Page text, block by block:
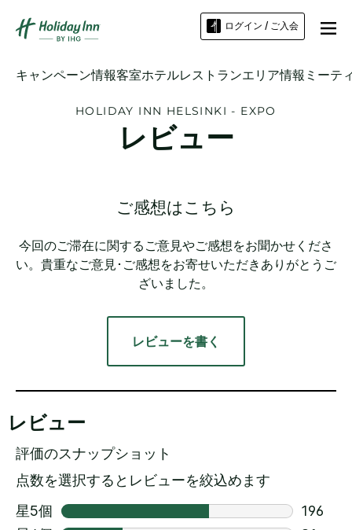
ログイン / ご入会
キャンペーン情報客室ホテルレストランエリア情報 ミーテ
HOLIDAY INN HELSINKI - EXPO
レビュー
ご感想はこちら
今回のご滞在に関するご意見やご感想をお聞かせくださ
い。貴重なご意見･ご感想をお寄せいただきありがとうご
ざいました。
レビューを書く